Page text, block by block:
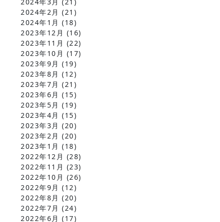
2024年2月 (21)
2024年1月 (18)
2023年12月 (16)
2023年11月 (22)
2023年10月 (17)
2023年9月 (19)
2023年8月 (12)
2023年7月 (21)
2023年6月 (15)
2023年5月 (19)
2023年4月 (15)
2023年3月 (20)
2023年2月 (20)
2023年1月 (18)
2022年12月 (28)
2022年11月 (23)
2022年10月 (26)
2022年9月 (12)
2022年8月 (20)
2022年7月 (24)
2022年6月 (17)